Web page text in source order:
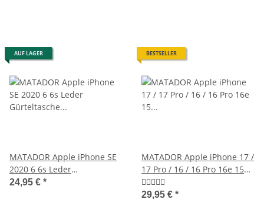
AUF LAGER
MATADOR Apple iPhone SE
2020 6 6s Leder
Gürteltasche Vertikal
24,95 € *
BESTSELLER
MATADOR Apple iPhone 17 /
17 Pro / 16 / 16 Pro 16e 15
Leder Case Braun
29,95 € *